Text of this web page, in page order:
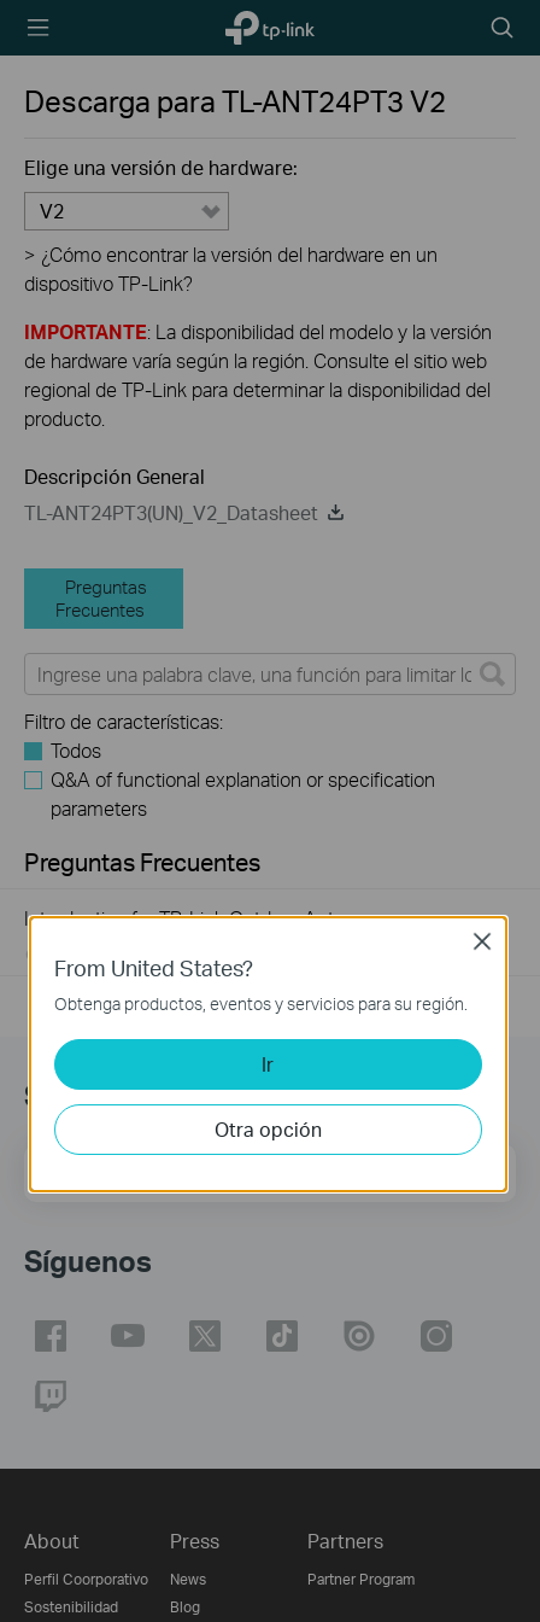
TP-Link,
Reliably
icon
Descarga paraTL-ANT24PT3V2
Elige una versión de hardware:
V2
> ¿Cómo encontrar la versión del hardware en un
dispositivo TP-Link?
IMPORTANTE: La disponibilidad del modelo y la versión
de hardware varía según la región. Consulte el sitio web
regional de TP-Link para determinar la disponibilidad del
producto.
Descripción General
TL-ANT24PT3(UN)_V2_Datasheet
Preguntas
Frecuentes
Filtro de características:
Todos
Q&A of functional explanation or specification
parameters
Preguntas Frecuentes
Introduction for TP-Link Outdoor Antennas
Suscripción
Síguenos
About
Perfil Coorporativo
Sostenibilidad
Press
News
Blog
Partners
Partner Program
From United States?
Obtenga productos, eventos y servicios para su región.
Ir
Otra opción
Close